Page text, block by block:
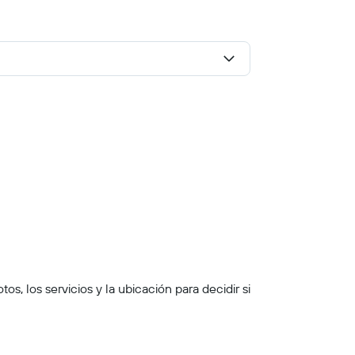
los servicios y la ubicación para decidir si